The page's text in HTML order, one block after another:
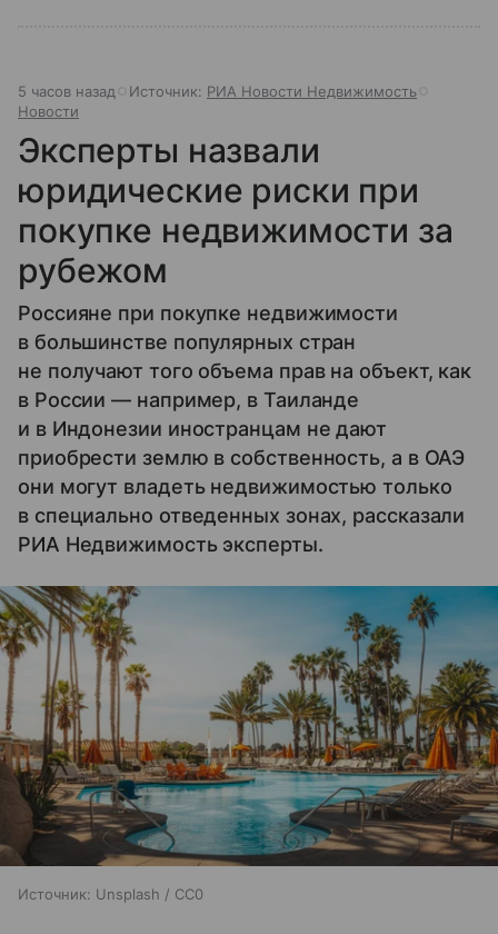
5 часов назад Источник: РИА Новости Недвижимость
Новости
Эксперты назвали
юридические риски при
покупке недвижимости за
рубежом
Россияне при покупке недвижимости
в большинстве популярных стран
не получают того объема прав на объект, как
в России — например, в Таиланде
и в Индонезии иностранцам не дают
приобрести землю в собственность, а в ОАЭ
они могут владеть недвижимостью только
в специально отведенных зонах, рассказали
РИА Недвижимость эксперты.
Источник: Unsplash / CC0